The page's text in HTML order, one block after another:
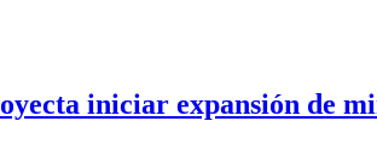
iniciar expansión de